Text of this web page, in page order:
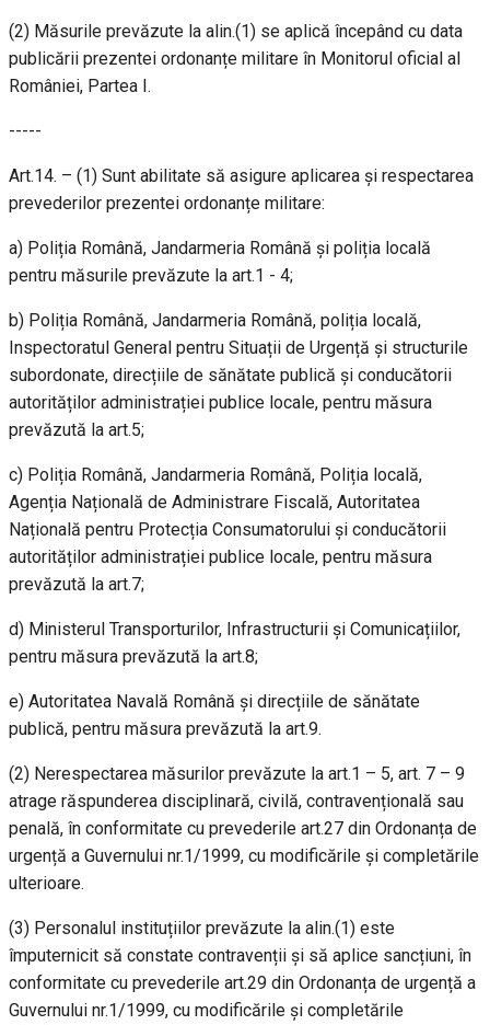
(2) Măsurile prevăzute la alin.(1) se aplică începând cu data
publicării prezentei ordonanțe militare în Monitorul oficial al
României, Partea I.
-----
Art.14. – (1) Sunt abilitate să asigure aplicarea și respectarea
prevederilor prezentei ordonanțe militare:
a) Poliția Română, Jandarmeria Română și poliția locală
pentru măsurile prevăzute la art.1 - 4;
b) Poliția Română, Jandarmeria Română, poliția locală,
Inspectoratul General pentru Situații de Urgență și structurile
subordonate, direcțiile de sănătate publică și conducătorii
autorităților administrației publice locale, pentru măsura
prevăzută la art.5;
c) Poliția Română, Jandarmeria Română, Poliția locală,
Agenția Națională de Administrare Fiscală, Autoritatea
Națională pentru Protecția Consumatorului și conducătorii
autorităților administrației publice locale, pentru măsura
prevăzută la art.7;
d) Ministerul Transporturilor, Infrastructurii și Comunicațiilor,
pentru măsura prevăzută la art.8;
e) Autoritatea Navală Română și direcțiile de sănătate
publică, pentru măsura prevăzută la art.9.
(2) Nerespectarea măsurilor prevăzute la art.1 – 5, art. 7 – 9
atrage răspunderea disciplinară, civilă, contravențională sau
penală, în conformitate cu prevederile art.27 din Ordonanța de
urgență a Guvernului nr.1/1999, cu modificările și completările
ulterioare.
(3) Personalul instituțiilor prevăzute la alin.(1) este
împuternicit să constate contravenții și să aplice sancțiuni, în
conformitate cu prevederile art.29 din Ordonanța de urgență a
Guvernului nr.1/1999, cu modificările și completările